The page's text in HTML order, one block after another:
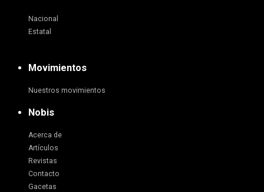
Nacional
Estatal
Movimientos
Nuestros movimientos
Nobis
Acerca de
Artículos
Revistas
Contacto
Gacetas